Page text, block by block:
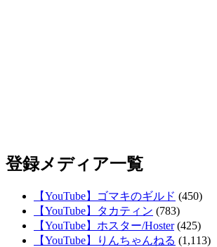
登録メディア一覧
【YouTube】ゴマキのギルド (450)
【YouTube】タカティン (783)
【YouTube】ホスター/Hoster(425)
【YouTube】りんちゃんねる (1,113)